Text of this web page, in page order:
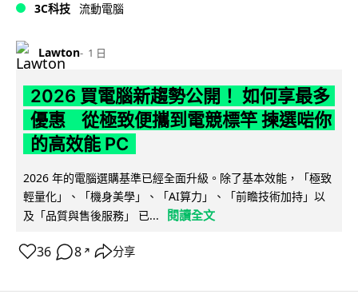
3C科技 流動電腦
Lawton 1 日
2026 買電腦新趨勢公開！ 如何享最多
優惠 從極致便攜到電競標竿 揀選啱你
的高效能 PC
2026 年的電腦選購基準已經全面升級。除了基本效能，「極致
輕量化」、「機身美學」、「AI算力」、「前瞻技術加持」以
及「品質與售後服務」 已...
閱讀全文
36 8 ↗ 分享